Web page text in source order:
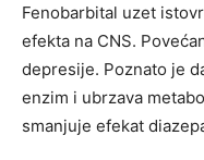
Fenobarbital uzet
efekta na CNS.
depresije. Poznato je
enzim i ubrzava
smanjuje efekat